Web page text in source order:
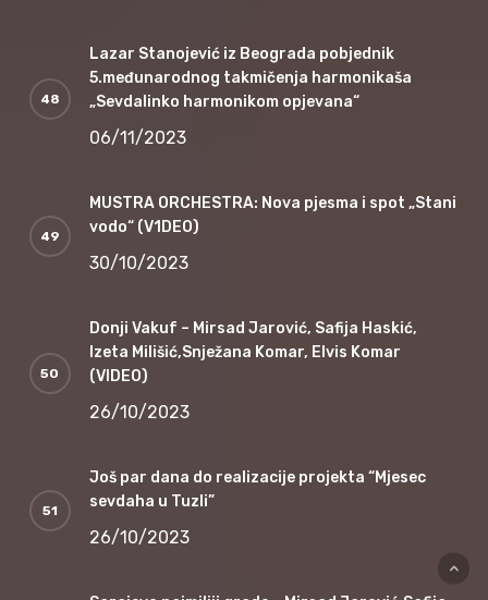
Lazar Stanojević iz Beograda pobjednik
5.međunarodnog takmičenja harmonikaša
„Sevdalinko harmonikom opjevana“
06/11/2023
MUSTRA ORCHESTRA: Nova pjesma i spot „Stani
vodo“ (V1DEO)
30/10/2023
Donji Vakuf – Mirsad Jarović, Safija Haskić,
Izeta Milišić,Snježana Komar, Elvis Komar
(VIDEO)
26/10/2023
Još par dana do realizacije projekta “Mjesec
sevdaha u Tuzli”
26/10/2023